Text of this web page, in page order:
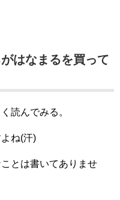
はなまるを買って
読んでみる。
ね(汗)
とは書いてありませ